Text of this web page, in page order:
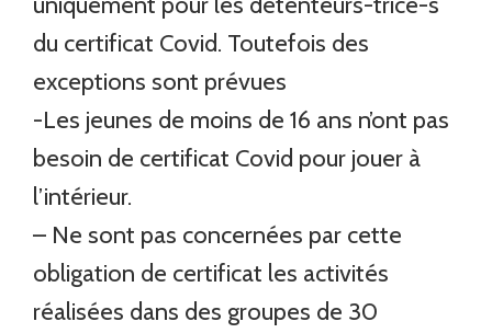
du certificat Covid. Toutefois des
exceptions sont prévues
-Les jeunes de moins de 16 ans n’ont pas
besoin de certificat Covid pour jouer à
l’intérieur.
– Ne sont pas concernées par cette
obligation de certificat les activités
réalisées dans des groupes de 30